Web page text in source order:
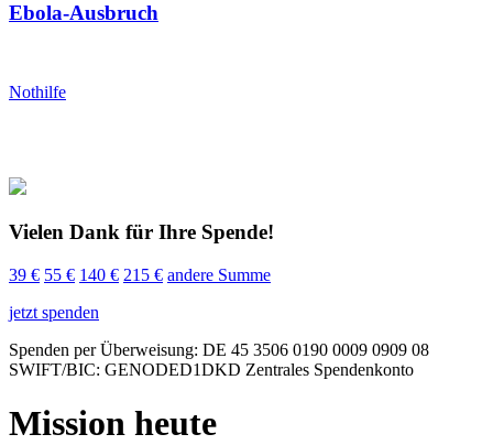
Ebola-Ausbruch
Nothilfe
Vielen Dank für Ihre Spende!
39 € 55 € 140 € 215 € andere Summe
jetzt spenden
Spenden per Überweisung: DE 45 3506 0190 0009 0909 08
SWIFT/BIC: GENODED1DKD Zentrales Spendenkonto
Mission heute